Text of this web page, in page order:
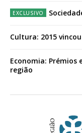
Cultura: 2015
Economia: Prémios
região